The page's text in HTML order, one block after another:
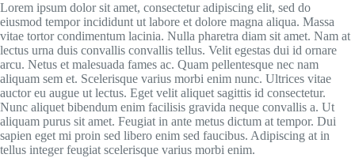
Lorem ipsum dolor sit amet, consectetur adipiscing elit, sed do
eiusmod tempor incididunt ut labore et dolore magna aliqua. Massa
vitae tortor condimentum lacinia. Nulla pharetra diam sit amet. Nam at
lectus urna duis convallis convallis tellus. Velit egestas dui id ornare
arcu. Netus et malesuada fames ac. Quam pellentesque nec nam
aliquam sem et. Scelerisque varius morbi enim nunc. Ultrices vitae
auctor eu augue ut lectus. Eget velit aliquet sagittis id consectetur.
Nunc aliquet bibendum enim facilisis gravida neque convallis a. Ut
aliquam purus sit amet. Feugiat in ante metus dictum at tempor. Dui
sapien eget mi proin sed libero enim sed faucibus. Adipiscing at in
tellus integer feugiat scelerisque varius morbi enim.